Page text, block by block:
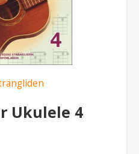
Ukulele 4